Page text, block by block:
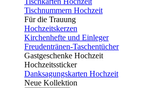
Tischnummern Hochzeit
Für die Trauung
Hochzeitskerzen
Kirchenhefte und Einleger
Freudentränen-Taschentücher
Gastgeschenke Hochzeit
Hochzeitssticker
Danksagungskarten Hochzeit
Neue Kollektion